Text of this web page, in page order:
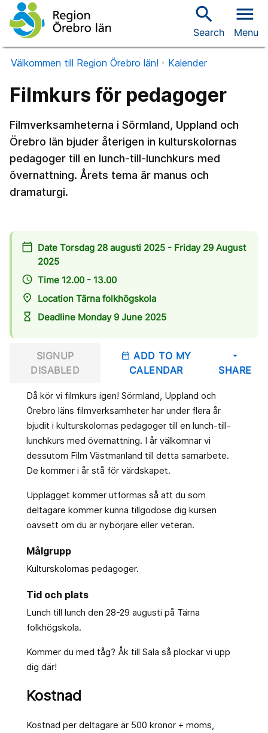
search
Search
menu
Menu
Välkommen till Region Örebro län! Kalender
Filmkurs för pedagoger
Filmverksamheterna i Sörmland, Uppland och
Örebro län bjuder återigen in kulturskolornas
pedagoger till en lunch-till-lunchkurs med
övernattning. Årets tema är manus och
dramaturgi.
calendar_today Date Torsdag 28 augusti 2025 - Friday 29 August
2025
access_time Time 12.00 - 13.00
place
Location Tärna folkhögskola
hourglass_empty
Deadline Monday 9 June 2025
SIGNUP
DISABLED
date_range ADD TO MY
CALENDAR
arrow_drop_down
SHARE
Då kör vi filmkurs igen! Sörmland, Uppland och
Örebro läns filmverksamheter har under flera år
bjudit i kulturskolornas pedagoger till en lunch-till-
lunchkurs med övernattning. I år välkomnar vi
dessutom Film Västmanland till detta samarbete.
De kommer i år stå för värdskapet.
Upplägget kommer utformas så att du som
deltagare kommer kunna tillgodose dig kursen
oavsett om du är nybörjare eller veteran.
Målgrupp
Kulturskolornas pedagoger.
Tid och plats
Lunch till lunch den 28-29 augusti på Tärna
folkhögskola.
Kommer du med tåg? Åk till Sala så plockar vi upp
dig där!
Kostnad
Kostnad per deltagare är 500 kronor + moms,